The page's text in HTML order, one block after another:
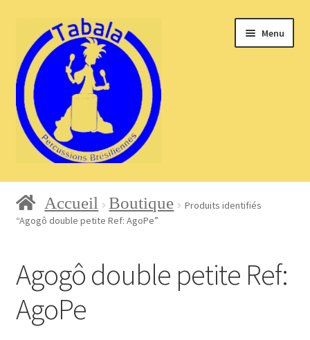
Aller
la
navigation
Aller
au
contenu
Menu
Accueil
Boutique
Accueil Boutique
Produits identifiés
“Agogô double petite Ref: AgoPe”
Agogô double petite Ref:
AgoPe